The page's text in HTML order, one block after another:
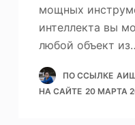
мощных
интеллекта вы
любой объект
ПО ССЫЛКЕ
НА САЙТЕ 20 МАРТА